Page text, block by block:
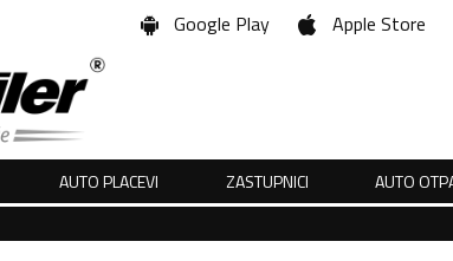
Google Play Apple Store
AUTO PLACEVI ZASTUPNICI AUTO